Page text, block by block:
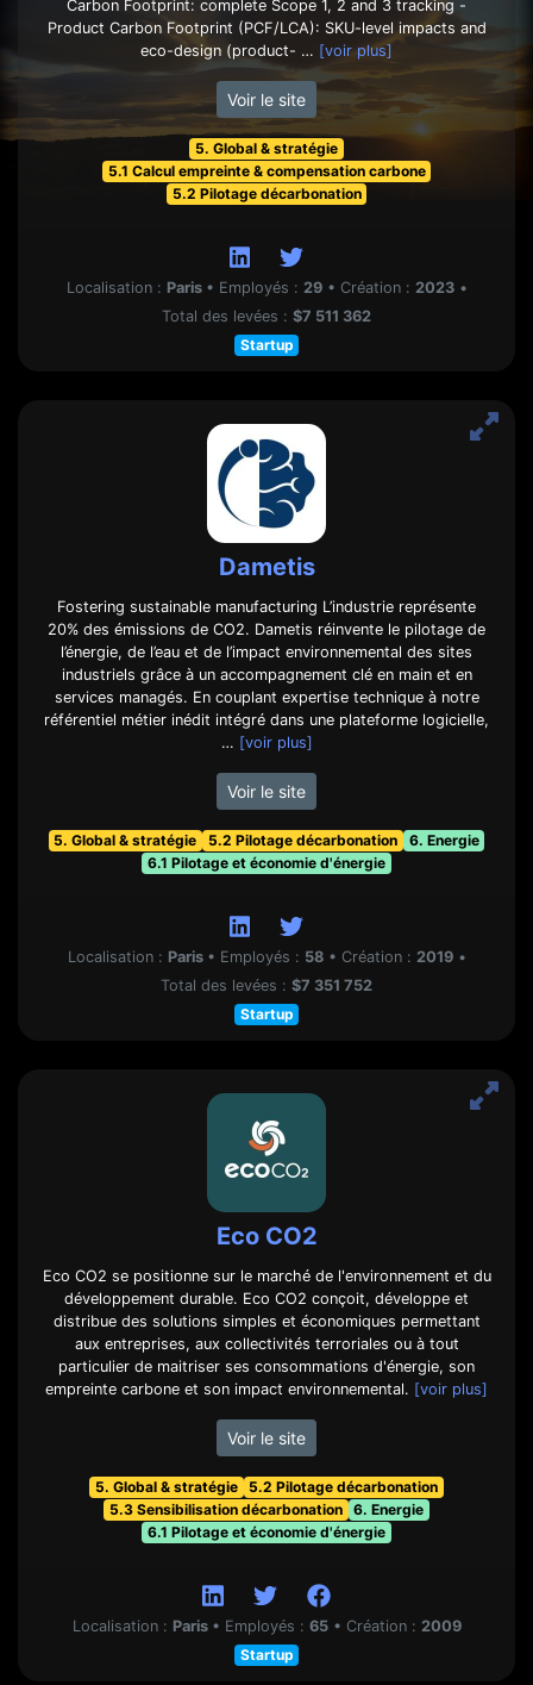
Carbon Footprint: complete Scope 1, 2 and 3 tracking -
Product Carbon Footprint (PCF/LCA): SKU-level impacts and
eco-design (product- … [voir plus]
Voir le site
5. Global & stratégie
5.1 Calcul empreinte & compensation carbone
5.2 Pilotage décarbonation
Localisation : Paris • Employés : 29 • Création : 2023 •
Total des levées : $7 511 362
Startup
Dametis
Fostering sustainable manufacturing L’industrie représente
20% des émissions de CO2. Dametis réinvente le pilotage de
l’énergie, de l’eau et de l’impact environnemental des sites
industriels grâce à un accompagnement clé en main et en
services managés. En couplant expertise technique à notre
référentiel métier inédit intégré dans une plateforme logicielle,
… [voir plus]
Voir le site
5. Global & stratégie 5.2 Pilotage décarbonation
6. Energie
6.1 Pilotage et économie d'énergie
Localisation : Paris • Employés : 58 • Création : 2019 •
Total des levées : $7 351 752
Startup
Eco CO2
Eco CO2 se positionne sur le marché de l'environnement et du
développement durable. Eco CO2 conçoit, développe et
distribue des solutions simples et économiques permettant
aux entreprises, aux collectivités terroriales ou à tout
particulier de maitriser ses consommations d'énergie, son
empreinte carbone et son impact environnemental. [voir plus]
Voir le site
5. Global & stratégie
5.2 Pilotage décarbonation
5.3 Sensibilisation décarbonation
6. Energie
6.1 Pilotage et économie d'énergie
Localisation : Paris • Employés : 65 • Création : 2009
Startup